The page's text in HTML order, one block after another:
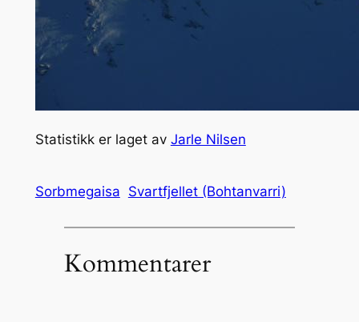
Statistikk er laget av Jarle Nilsen
Sorbmegaisa Svartfjellet (Bohtanvarri)
Kommentarer